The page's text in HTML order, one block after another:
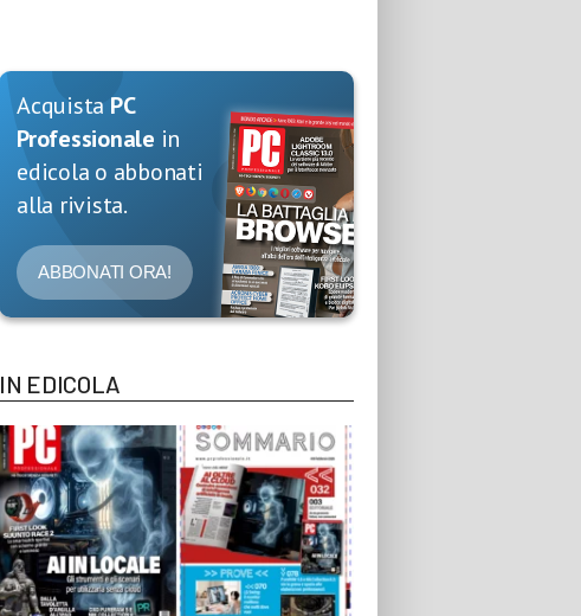
Acquista PC
Professionale in
edicola o abbonati
alla rivista.
ABBONATI ORA!
IN EDICOLA